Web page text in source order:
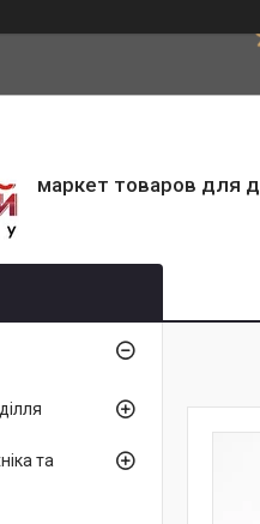
маркет товаров для
та